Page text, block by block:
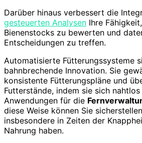
Darüber hinaus verbessert die
gesteuerten Analysen Ihre
Bienenstocks zu bewerten und
Entscheidungen zu treffen.
Automatisierte Fütterungssysteme
bahnbrechende Innovation. Sie
konsistente Fütterungspläne und
Futterstände, indem sie sich
Anwendungen für die
diese Weise können Sie
insbesondere in Zeiten der
Nahrung haben.